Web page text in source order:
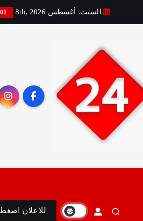
السبت. أغسطس 8th, 2026
أمين
للاعلان